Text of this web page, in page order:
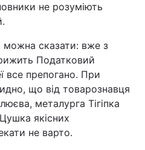
не розуміють
сказати: вже з
Податковий
все препогано. При
що від товарознавця
металурга Тігіпка
якісних
не варто.